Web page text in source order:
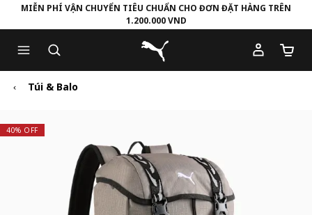
to
Main
content
to
Footer
Content
MIỄN PHÍ VẬN CHUYỂN TIÊU CHUẨN CHO ĐƠN ĐẶT HÀNG TRÊN
1.200.000 VND
Puma Trang chủ
Số
Túi & Balo
40% OFF